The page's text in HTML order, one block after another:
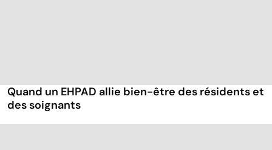
Quand un EHPAD allie bien-être des résidents et
des soignants